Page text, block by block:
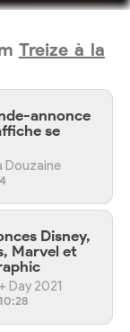
Treize à la
annonce
se
Douzaine
Disney,
Marvel et
Day 2021